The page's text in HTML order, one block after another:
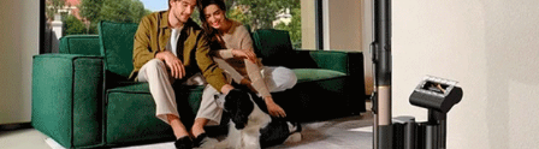
Дисплей: размер 1,6 дюйма
Дисплей: тип Transflective LCD
Дисплей: разрешение 320 x 320 пикселей